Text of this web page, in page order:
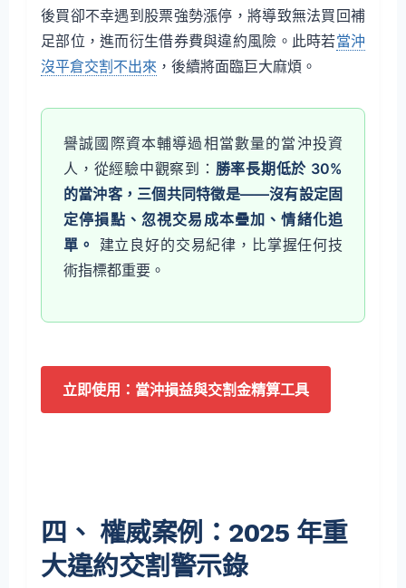
後買卻不幸遇到股票強勢漲停，將導致無法買回補
足部位，進而衍生借券費與違約風險。此時若當沖
沒平倉交割不出來 ，後續將面臨巨大麻煩。
譽誠國際資本輔導過相當數量的當沖投資
人，從經驗中觀察到： 勝率長期低於 30%
的當沖客，三個共同特徵是——沒有設定固
定停損點、忽視交易成本疊加、情緒化追
單。
建立良好的交易紀律，比掌握任何技
術指標都重要。
立即使用：當沖損益與交割金精算工具
四、 權威案例：2025 年重
大違約交割警示錄